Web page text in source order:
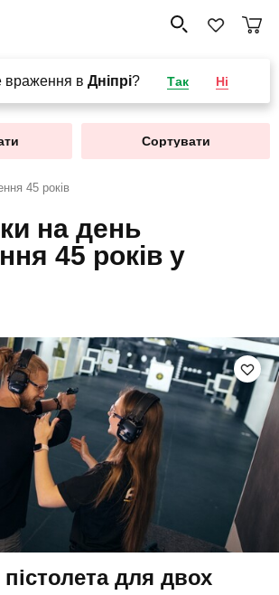
враження в Дніпрі? Так Ні
Сортувати
45 років
на день
45 років у
для двох